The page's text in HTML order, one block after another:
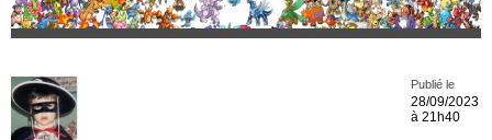
Publié le
28/09/2023
à 21h40